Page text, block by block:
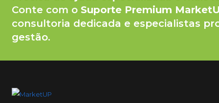
Conte com o Suporte Premium
consultoria dedicada e especialistas
gestão.